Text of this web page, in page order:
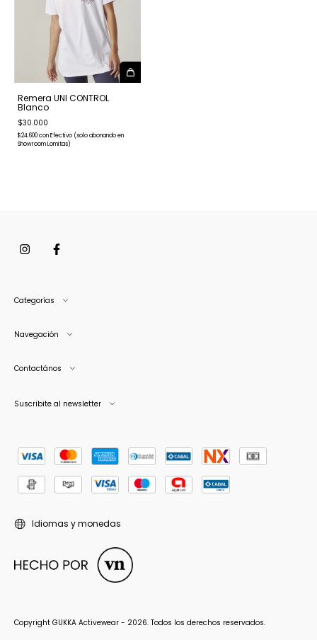
Remera UNI CONTROL
Blanco
$30.000
$24.600conEfectivo (solo abonando en
Showroom Lomitas)
Categorías
Navegación
Contactános
Suscribite al newsletter
Idiomas y monedas
Copyright GUKKA Activewear - 2026. Todos los derechos reservados.